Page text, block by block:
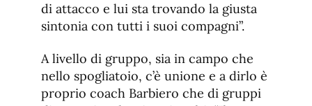
di attacco e lui sta trovando la giusta
sintonia con tutti i suoi compagni”.
A livello di gruppo, sia in campo che
nello spogliatoio, c’è unione e a dirlo è
proprio coach Barbiero che di gruppi